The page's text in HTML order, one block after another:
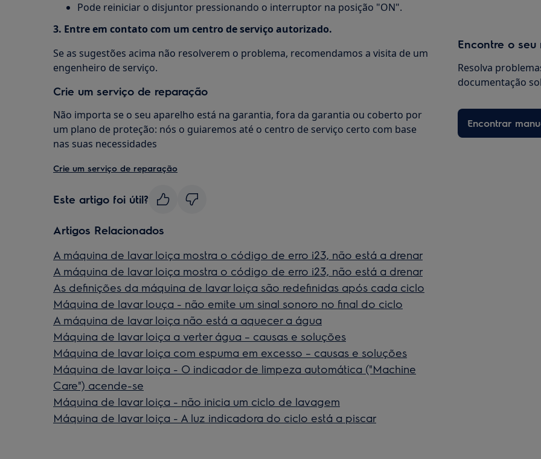
Pode reiniciar o disjuntor pressionando o interruptor na posição "ON".
3. Entre em contato com um centro de serviço autorizado.
Se as sugestões acima não resolverem o problema, recomendamos a visita de um
engenheiro de serviço.
Crie um serviço de reparação
Não importa se o seu aparelho está na garantia, fora da garantia ou coberto por
um plano de proteção: nós o guiaremos até o centro de serviço certo com base
nas suas necessidades
Crie um serviço de reparação
Este artigo foi útil?
Artigos Relacionados
A máquina de lavar loiça mostra o código de erro i23, não está a drenar
A máquina de lavar loiça mostra o código de erro i23, não está a drenar
As definições da máquina de lavar loiça são redefinidas após cada ciclo
Máquina de lavar louça - não emite um sinal sonoro no final do ciclo
A máquina de lavar loiça não está a aquecer a água
Máquina de lavar loiça a verter água – causas e soluções
Máquina de lavar loiça com espuma em excesso – causas e soluções
Máquina de lavar loiça - O indicador de limpeza automática ("Machine
Care") acende-se
Máquina de lavar loiça - não inicia um ciclo de lavagem
Máquina de lavar loiça - A luz indicadora do ciclo está a piscar
Encontre o
Resolva
documentação
Encontrar